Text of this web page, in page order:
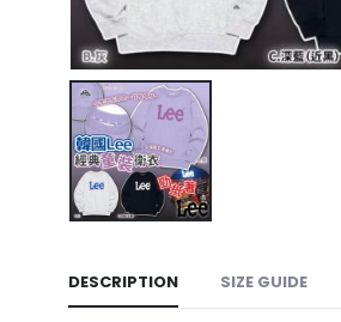
DESCRIPTION SIZE GUIDE